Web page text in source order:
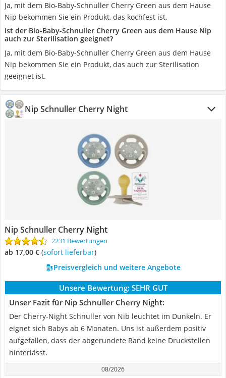
Ja, mit dem Bio-Baby-Schnuller Cherry Green aus dem Hause
Nip bekommen Sie ein Produkt, das kochfest ist.
Ist der Bio-Baby-Schnuller Cherry Green aus dem Hause Nip
auch zur Sterilisation geeignet?
Ja, mit dem Bio-Baby-Schnuller Cherry Green aus dem Hause
Nip bekommen Sie ein Produkt, das auch zur Sterilisation
geeignet ist.
Nip Schnuller Cherry Night
Nip Schnuller Cherry Night
2231 Bewertungen
ab 17,00 € ( Sofort lieferbar)
Preisvergleich und weitere Angebote
Unsere Bewertung: SEHR GUT
Unser Fazit für Nip Schnuller Cherry Night:
Der Cherry-Night Schnuller von Nib leuchtet im Dunkeln. Er
eignet sich Babys ab 6 Monaten. Uns ist außerdem positiv
aufgefallen, dass der abgerundete Rand keine Druckstellen
hinterlässt.
08/2026